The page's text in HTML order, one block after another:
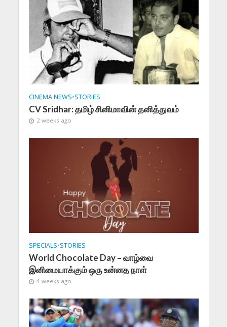
CINEMA NEWS•STORIES
CV Sridhar: தமிழ் சினிமாவின் தனித்துவம்
2 weeks ago
SPECIALS•STORIES
World Chocolate Day – வாழ்வை
இனிமையாக்கும் ஒரு உன்னத நாள்
4 weeks ago